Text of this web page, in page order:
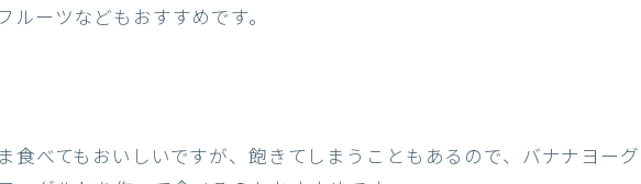
ルーツなどもおすすめです。
食べてもおいしいですが、飽きてしまうこともあるので、バナナヨーグ